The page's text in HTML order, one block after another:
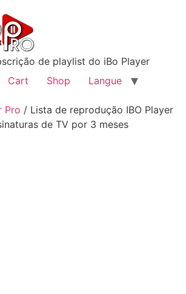
de playlist do iBo Player
Cart Shop Langue
Pro / Lista de reprodução IBO Player
de TV por 3 meses